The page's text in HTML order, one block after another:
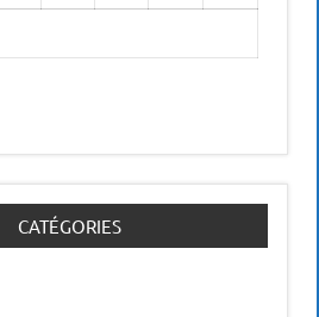
CATÉGORIES